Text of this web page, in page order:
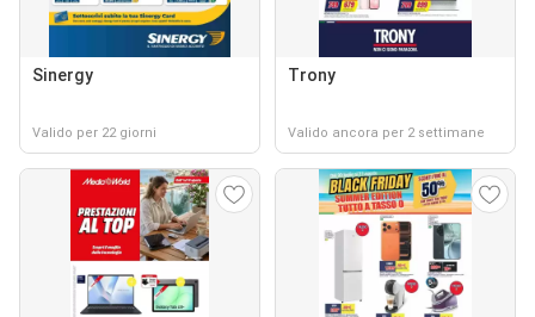
Sinergy
Valido per 22 giorni
Trony
Valido ancora per 2 settimane